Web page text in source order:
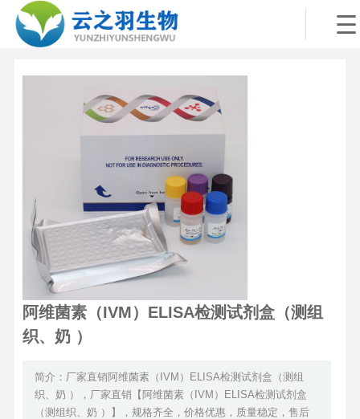
阿维菌素（IVM）ELISA检测试剂盒（测组
织、奶 ）
简介：厂家直销阿维菌素（IVM）ELISA检测试剂盒（测组
织、奶 ），厂家直销【阿维菌素（IVM）ELISA检测试剂盒
（测组织、奶 ）】，规格齐全，价格优惠，质量稳定，售后